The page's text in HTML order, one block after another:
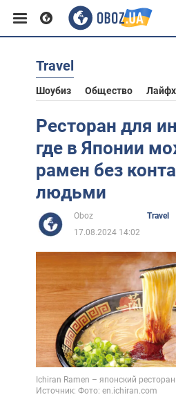
Европа
США
Азия
Африка
Жизнь
Лайфхаки
Travel
Шоубиз Общество
Ресторан для
где в Японии
рамен без
людьми
Oboz
Travel
17.08.2024 14:02
Ichiran Ramen – японский
Источник: Фото: en.ichiran.com